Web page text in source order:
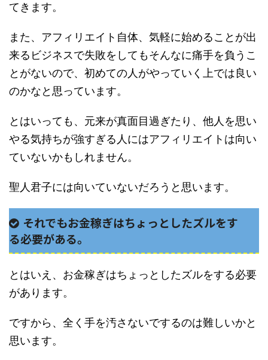
てきます。
また、アフィリエイト自体、気軽に始めることが出
来るビジネスで失敗をしてもそんなに痛手を負うこ
とがないので、初めての人がやっていく上では良い
のかなと思っています。
とはいっても、元来が真面目過ぎたり、他人を思い
やる気持ちが強すぎる人にはアフィリエイトは向い
ていないかもしれません。
聖人君子には向いていないだろうと思います。
それでもお金稼ぎはちょっとしたズルをす
る必要がある。
とはいえ、お金稼ぎはちょっとしたズルをする必要
があります。
ですから、全く手を汚さないでするのは難しいかと
思います。